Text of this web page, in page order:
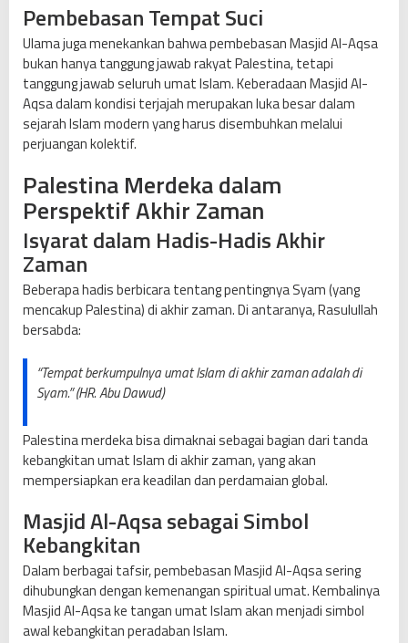
Pembebasan Tempat Suci
Ulama juga menekankan bahwa pembebasan Masjid Al-Aqsa
bukan hanya tanggung jawab rakyat Palestina, tetapi
tanggung jawab seluruh umat Islam. Keberadaan Masjid Al-
Aqsa dalam kondisi terjajah merupakan luka besar dalam
sejarah Islam modern yang harus disembuhkan melalui
perjuangan kolektif.
Palestina Merdeka dalam
Perspektif Akhir Zaman
Isyarat dalam Hadis-Hadis Akhir
Zaman
Beberapa hadis berbicara tentang pentingnya Syam (yang
mencakup Palestina) di akhir zaman. Di antaranya, Rasulullah
bersabda:
“Tempat berkumpulnya umat Islam di akhir zaman adalah di
Syam.” (HR. Abu Dawud)
Palestina merdeka bisa dimaknai sebagai bagian dari tanda
kebangkitan umat Islam di akhir zaman, yang akan
mempersiapkan era keadilan dan perdamaian global.
Masjid Al-Aqsa sebagai Simbol
Kebangkitan
Dalam berbagai tafsir, pembebasan Masjid Al-Aqsa sering
dihubungkan dengan kemenangan spiritual umat. Kembalinya
Masjid Al-Aqsa ke tangan umat Islam akan menjadi simbol
awal kebangkitan peradaban Islam.